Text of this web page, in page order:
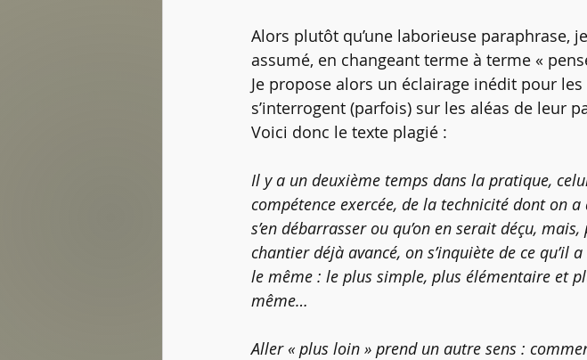
Alors plutôt qu’une laborieuse paraphrase,
assumé, en changeant terme à terme «
Je propose alors un éclairage inédit pour
s’interrogent (parfois) sur les aléas de leur
Voici donc le texte plagié :
Il y a un deuxième temps dans la pratique,
compétence exercée, de la technicité dont on
s’en débarrasser ou qu’on en serait déçu,
chantier déjà avancé, on s’inquiète de ce
le même : le plus simple, plus élémentaire et
même…
Aller « plus loin » prend un autre sens :